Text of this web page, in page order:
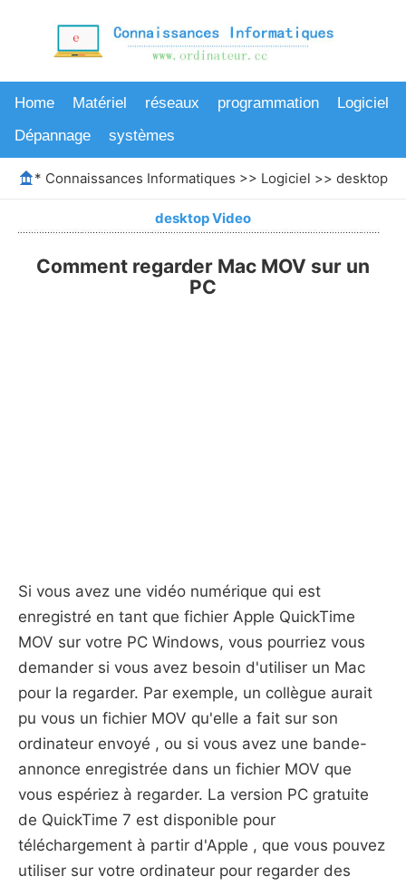
Home Matériel réseaux programmation
Logiciel
Dépannage
systèmes
* Connaissances Informatiques >> Logiciel >> desktop
desktop Video
Comment regarder Mac MOV sur un
PC
Si vous avez une vidéo numérique qui est
enregistré en tant que fichier Apple QuickTime
MOV sur votre PC Windows, vous pourriez vous
demander si vous avez besoin d'utiliser un Mac
pour la regarder. Par exemple, un collègue aurait
pu vous un fichier MOV qu'elle a fait sur ​​son
ordinateur envoyé , ou si vous avez une bande-
annonce enregistrée dans un fichier MOV que
vous espériez à regarder. La version PC gratuite
de QuickTime 7 est disponible pour
téléchargement à partir d'Apple , que vous pouvez
utiliser sur votre ordinateur pour regarder des